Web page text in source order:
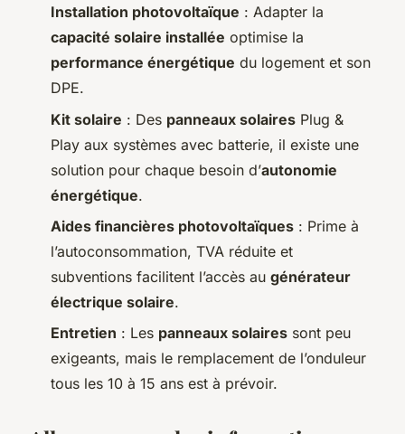
Installation photovoltaïque : Adapter la
capacité solaire installée optimise la
performance énergétique du logement et son
DPE.
Kit solaire : Des panneaux solaires Plug &
Play aux systèmes avec batterie, il existe une
solution pour chaque besoin d’autonomie
énergétique.
Aides financières photovoltaïques : Prime à
l’autoconsommation, TVA réduite et
subventions facilitent l’accès au générateur
électrique solaire.
Entretien : Les panneaux solaires sont peu
exigeants, mais le remplacement de l’onduleur
tous les 10 à 15 ans est à prévoir.